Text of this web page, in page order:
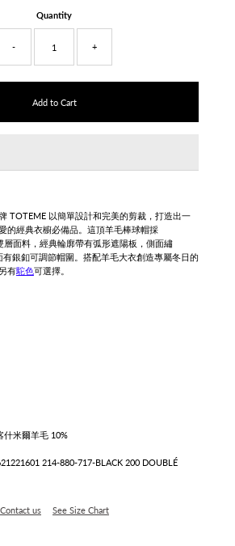
Quantity
- +
TOTEME 以簡單設計和完美的剪裁，打造出一
的經典衣櫥必備品。這頂羊毛棒球帽採
層面料，經典輪廓帶有弧形遮陽板，側面繡
有銀釦可調節帽圍。搭配羊毛大衣創造專屬冬日的
有駝色可選擇。
什米爾羊毛 10%
214-880-717-BLACK 200 DOUBLÉ
Contact us See Size Chart